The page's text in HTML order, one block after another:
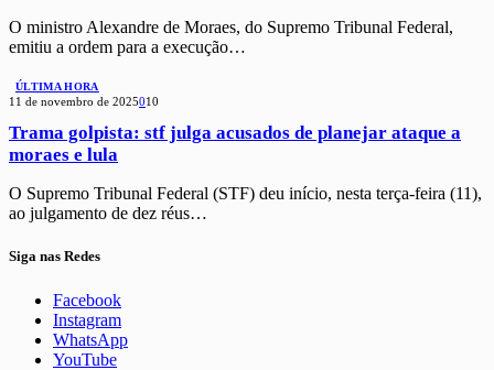
O ministro Alexandre de Moraes, do Supremo Tribunal Federal,
emitiu a ordem para a execução…
ÚLTIMA HORA
11 de novembro de 2025010
Trama golpista: stf julga acusados de planejar ataque a
moraes e lula
O Supremo Tribunal Federal (STF) deu início, nesta terça-feira (11),
ao julgamento de dez réus…
Siga nas Redes
Facebook
Instagram
WhatsApp
YouTube